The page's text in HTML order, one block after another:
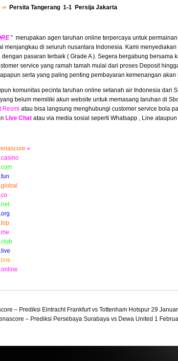
⇒ Persita Tangerang 1-1 Persija Jakarta
” merupakan agen taruhan online terpercaya untuk
menjangkau di seluruh nusantara Indonesia. Kami
pasaran terbaik ( Grade A ). Segera bergabung bersama
service yang ramah tamah mulai dari proses Deposit
serta yang paling penting pembayaran kemenangan
komunitas pecinta taruhan online setanah air Indonesia dari
belum memiliki akun website untuk memasang taruhan di
Resmi atau bisa langsung menghubungi customer service bola
Live Chat atau via media sosial seperti Whatsapp , Line
«
– Prediksi Eintracht Frankfurt vs Tottenham Hotspur 29
– Prediksi Persebaya Surabaya vs Dewa United 1